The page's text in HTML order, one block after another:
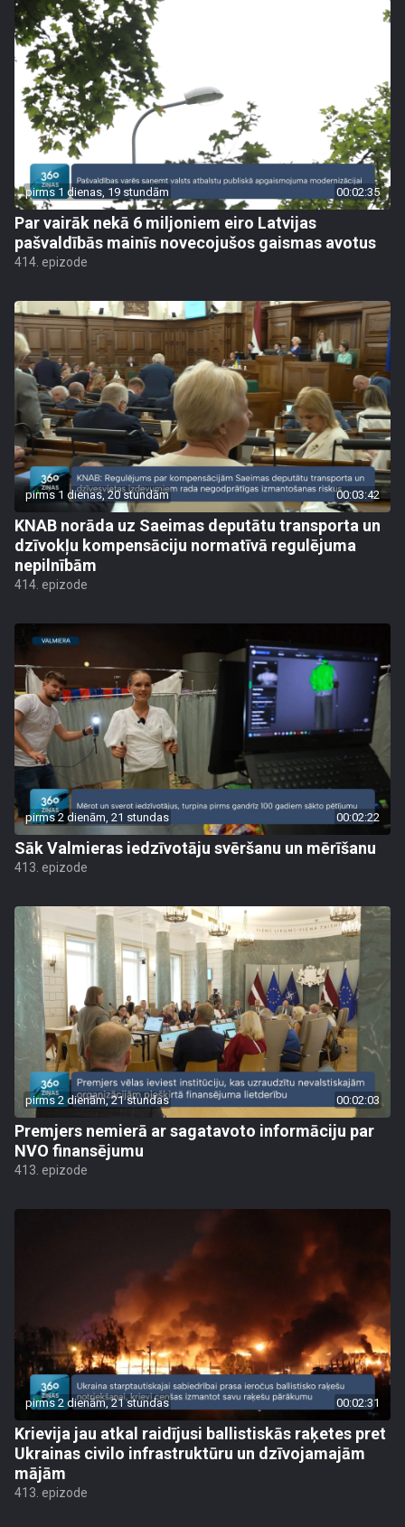
pirms 1 dienas, 19 stundām 00:02:35
Par vairāk nekā 6 miljoniem eiro Latvijas
pašvaldībās mainīs novecojušos gaismas avotus
414. epizode
pirms 1 dienas, 20 stundām 00:03:42
KNAB norāda uz Saeimas deputātu transporta un
dzīvokļu kompensāciju normatīvā regulējuma
nepilnībām
414. epizode
pirms 2 dienām, 21 stundas 00:02:22
Sāk Valmieras iedzīvotāju svēršanu un mērīšanu
413. epizode
pirms 2 dienām, 21 stundas 00:02:03
Premjers nemierā ar sagatavoto informāciju par
NVO finansējumu
413. epizode
pirms 2 dienām, 21 stundas 00:02:31
Krievija jau atkal raidījusi ballistiskās raķetes pret
Ukrainas civilo infrastruktūru un dzīvojamajām
mājām
413. epizode